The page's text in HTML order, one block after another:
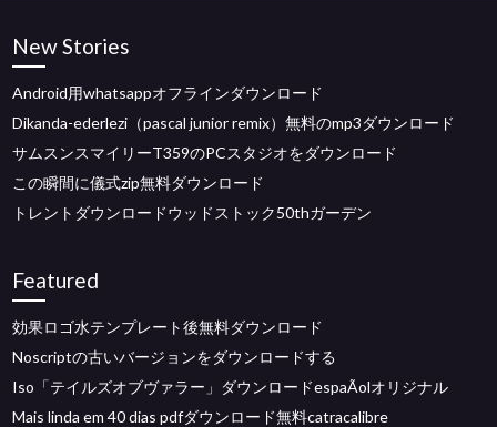
New Stories
Android用whatsappオフラインダウンロード
Dikanda-ederlezi（pascal junior remix）無料のmp3ダウンロード
サムスンスマイリーT359のPCスタジオをダウンロード
この瞬間に儀式zip無料ダウンロード
トレントダウンロードウッドストック50thガーデン
Featured
効果ロゴ水テンプレート後無料ダウンロード
Noscriptの古いバージョンをダウンロードする
Iso「テイルズオブヴァラー」ダウンロードespaÃolオリジナル
Mais linda em 40 dias pdfダウンロード無料catracalibre